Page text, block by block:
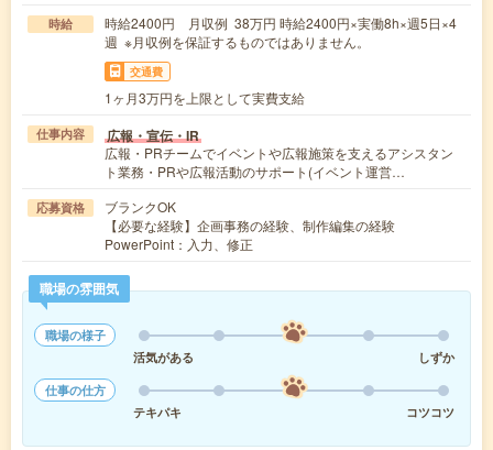
時給
時給2400円 月収例 38万円 時給2400円×実働8h×週5日×4
週 ※月収例を保証するものではありません。
交通費
1ヶ月3万円を上限として実費支給
仕事内容 広報・宣伝・IR
広報・PRチームでイベントや広報施策を支えるアシスタン
ト業務・PRや広報活動のサポート(イベント運営…
応募資格
ブランクOK
【必要な経験】企画事務の経験、制作編集の経験
PowerPoint：入力、修正
職場の雰囲気
職場の様子
活気がある
しずか
仕事の仕方
テキパキ
コツコツ